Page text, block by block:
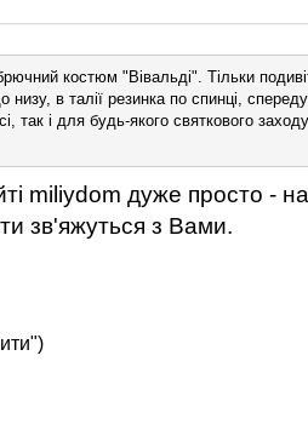
костюм "Вівальді". Тільки
в талії резинка по спинці,
miliydom дуже просто -
зв'яжуться з Вами.